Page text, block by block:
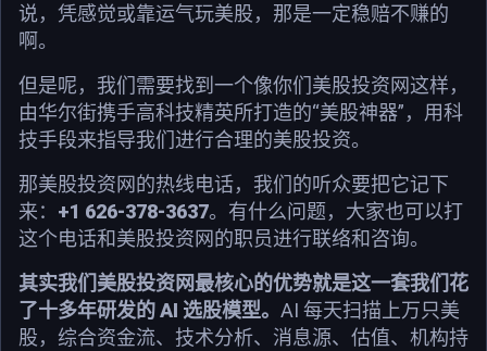
说，凭感觉或靠运气玩美股，那是一定稳赔不赚的
啊。
但是呢，我们需要找到一个像你们美股投资网这样，
由华尔街携手高科技精英所打造的“美股神器”，用科
技手段来指导我们进行合理的美股投资。
那美股投资网的热线电话，我们的听众要把它记下
来： +1 626-378-3637。有什么问题，大家也可以打
这个电话和美股投资网的职员进行联络和咨询。
其实我们美股投资网最核心的优势就是这一套我们花
了十多年研发的 AI 选股模型。 AI 每天扫描上万只美
股，综合资金流、技术分析、消息源、估值、机构持